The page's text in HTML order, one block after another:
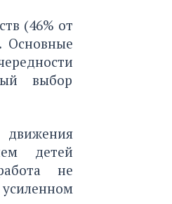
(46% от
Основные
выбор
движения
детей
не